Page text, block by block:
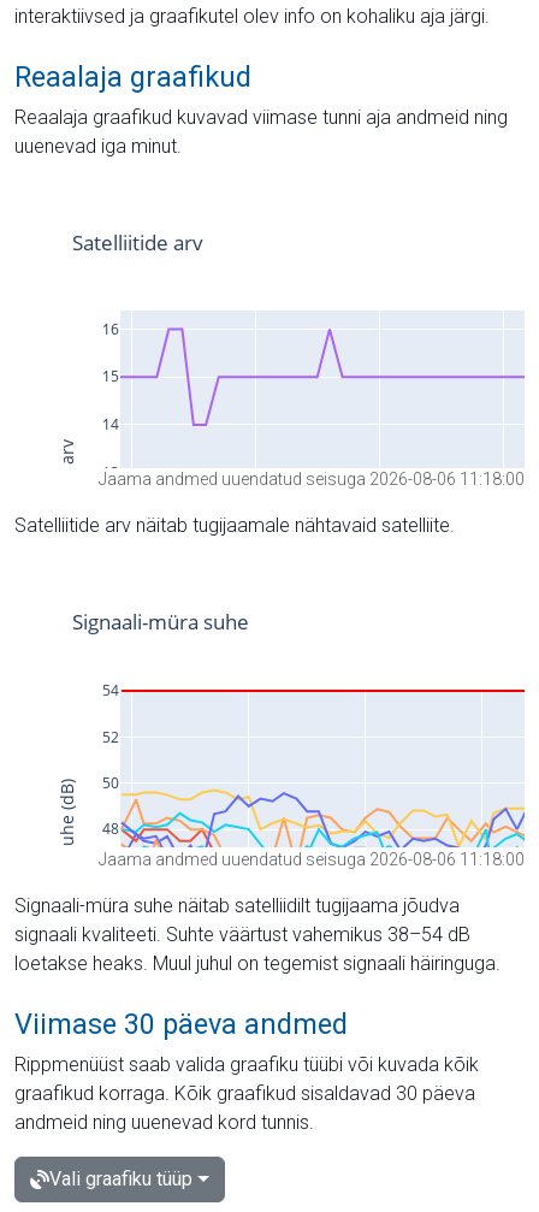
interaktiivsed ja graafikutel olev info on kohaliku aja järgi.
Reaalaja graafikud
Reaalaja graafikud kuvavad viimase tunni aja andmeid ning
uuenevad iga minut.
Jaama andmed uuendatud seisuga 2026-08-06 11:18:00
Satelliitide arv näitab tugijaamale nähtavaid satelliite.
Jaama andmed uuendatud seisuga 2026-08-06 11:18:00
Signaali-müra suhe näitab satelliidilt tugijaama jõudva
signaali kvaliteeti. Suhte väärtust vahemikus 38–54 dB
loetakse heaks. Muul juhul on tegemist signaali häiringuga.
Viimase 30 päeva andmed
Rippmenüüst saab valida graafiku tüübi või kuvada kõik
graafikud korraga. Kõik graafikud sisaldavad 30 päeva
andmeid ning uuenevad kord tunnis.
Vali graafiku tüüp